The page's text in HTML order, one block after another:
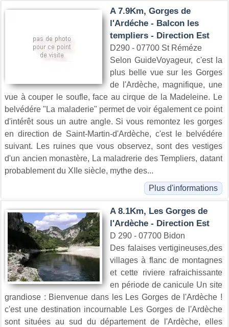
A 7.9Km, Gorges de
l'Ardéche - Balcon les
templiers - Direction Est
D290 - 07700 St Réméze
Selon GuideVoyageur, c'est la
plus belle vue sur les Gorges
de l'Ardèche, magnifique, une
vue à couper le soufle, face au cirque de la Madeleine. Le
belvédére "La maladerie" permet de voir également ce point
d'intérêt sous un autre angle. Si vous remontez les gorges
en direction de Saint-Martin-d'Ardèche, c'est le belvédére
suivant. Les ruines que vous observez, sont des vestiges
d'un ancien monastère, La maladrerie des Templiers, datant
probablement du XIIe siècle, mythe des...
Plus d'informations
A 8.1Km, Les Gorges de
l'Ardèche - Direction Est
D 290 - 07700 Bidon
Des falaises vertigineuses,des
villages à flanc de montagnes
et cette riviere rafraichissante
en période de canicule Un site
grandiose : Bienvenue dans les Les Gorges de l'Ardèche !
c'est une destination incournable Les Gorges de l'Ardèche
sont situées au sud du département de l'Ardèche, elles